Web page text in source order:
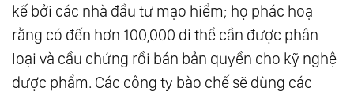
kế bởi các nhà đầu tư mạo hiểm; họ phác hoạ
rằng có đến hơn 100,000 di thể cần được phân
loại và cầu chứng rồi bán bản quyền cho kỹ nghệ
dược phẩm. Các công ty bào chế sẽ dùng các